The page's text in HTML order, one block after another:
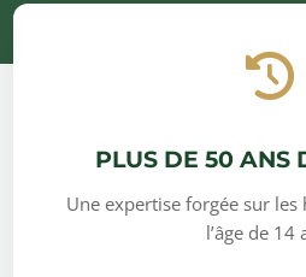
PLUS DE 50 ANS
Une expertise forgée sur
l’âge de 14